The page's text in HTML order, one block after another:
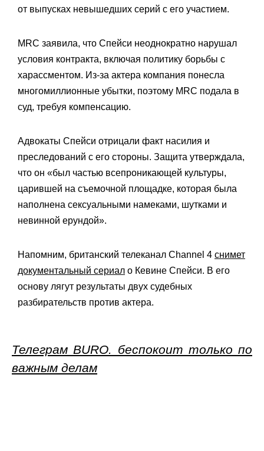
от выпусках невышедших серий с его участием.
MRC заявила, что Спейси неоднократно нарушал
условия контракта, включая политику борьбы с
харассментом. Из-за актера компания понесла
многомиллионные убытки, поэтому MRC подала в
суд, требуя компенсацию.
Адвокаты Спейси отрицали факт насилия и
преследований с его стороны. Защита утверждала,
что он «был частью всепроникающей культуры,
царившей на съемочной площадке, которая была
наполнена сексуальными намеками, шутками и
невинной ерундой».
Напомним, британский телеканал Channel 4 снимет
документальный сериал о Кевине Спейси. В его
основу лягут результаты двух судебных
разбирательств против актера.
Телеграм BURO. беспокоит только по
важным делам